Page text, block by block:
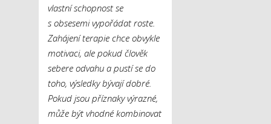
vlastní schopnost se
s obsesemi vypořádat roste.
Zahájení terapie chce obvykle
motivaci, ale pokud člověk
sebere odvahu a pustí se do
toho, výsledky bývají dobré.
Pokud jsou příznaky výrazné,
může být vhodné kombinovat